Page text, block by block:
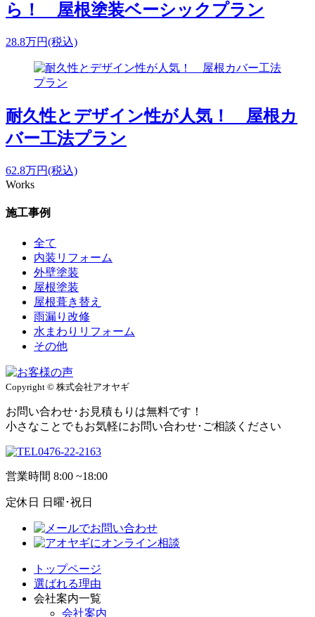
ら！ 屋根塗装ベーシックプラン
28.8万円(税込)
耐久性とデザイン性が人気！ 屋根カ
バー工法プラン
62.8万円(税込)
Works
施工事例
全て
内装リフォーム
外壁塗装
屋根塗装
屋根葺き替え
雨漏り改修
水まわりリフォーム
その他
Copyright © 株式会社アオヤギ
お問い合わせ･お見積もりは無料です！
小さなことでもお気軽にお問い合わせ･ご相談ください
0476-22-2163
営業時間 8:00 ~18:00
定休日 日曜･祝日
トップページ
選ばれる理由
会社案内一覧
会社案内